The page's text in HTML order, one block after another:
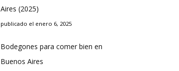
Aires (2025)
publicado el enero 6, 2025
Bodegones para comer bien en
Buenos Aires